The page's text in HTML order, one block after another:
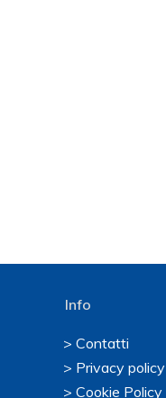
Info
> Contatti
> Privacy policy
> Cookie Policy